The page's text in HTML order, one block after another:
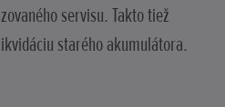
servisu. Takto tiež
starého akumulátora.